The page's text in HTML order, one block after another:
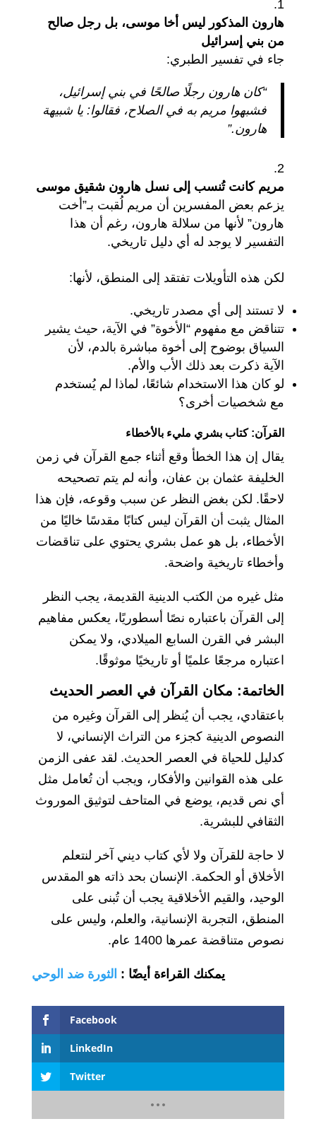
هارون المذكور ليس أخا موسى، بل رجل صالح
من بني إسرائيل
جاء في تفسير الطبري:
“كان هارون رجلًا صالحًا في بني إسرائيل،
فشبهوا مريم به في الصلاح، فقالوا: يا شبيهة
هارون.”
مريم كانت تُنسب إلى نسل هارون شقيق موسى
يزعم بعض المفسرين أن مريم لُقبت بـ”أخت
هارون” لأنها من سلالة هارون، رغم أن هذا
التفسير لا يوجد له أي دليل تاريخي.
لكن هذه التأويلات تفتقد إلى المنطق، لأنها:
لا تستند إلى أي مصدر تاريخي.
تتناقض مع مفهوم “الأخوة” في الآية، حيث يشير
السياق بوضوح إلى أخوة مباشرة بالدم، لأن
الآية ذكرت بعد ذلك الأب والأم.
لو كان هذا الاستخدام شائعًا، لماذا لم يُستخدم
مع شخصيات أخرى؟
القرآن: كتاب بشري مليء بالأخطاء
يقال إن هذا الخطأ وقع أثناء جمع القرآن في زمن
الخليفة عثمان بن عفان، وأنه لم يتم تصحيحه
لاحقًا. لكن بغض النظر عن سبب وقوعه، فإن هذا
المثال يثبت أن القرآن ليس كتابًا مقدسًا خاليًا من
الأخطاء، بل هو عمل بشري يحتوي على تناقضات
وأخطاء تاريخية واضحة.
مثل غيره من الكتب الدينية القديمة، يجب النظر
إلى القرآن باعتباره نصًا أسطوريًا، يعكس مفاهيم
البشر في القرن السابع الميلادي، ولا يمكن
اعتباره مرجعًا علميًا أو تاريخيًا موثوقًا.
الخاتمة: مكان القرآن في العصر الحديث
باعتقادي، يجب أن يُنظر إلى القرآن وغيره من
النصوص الدينية كجزء من التراث الإنساني، لا
كدليل للحياة في العصر الحديث. لقد عفى الزمن
على هذه القوانين والأفكار، ويجب أن تُعامل مثل
أي نص قديم، يوضع في المتاحف لتوثيق الموروث
الثقافي للبشرية.
لا حاجة للقرآن ولا لأي كتاب ديني آخر لنتعلم
الأخلاق أو الحكمة. الإنسان بحد ذاته هو المقدس
الوحيد، والقيم الأخلاقية يجب أن تُبنى على
المنطق، التجربة الإنسانية، والعلم، وليس على
نصوص متناقضة عمرها 1400 عام.
يمكنك القراءة أيضًا : الثورة ضد الوحي
Facebook
LinkedIn
Twitter